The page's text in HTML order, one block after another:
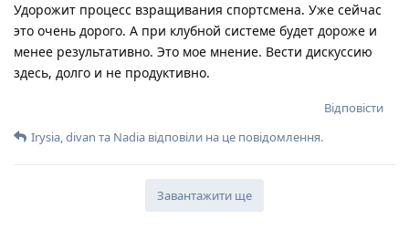
Удорожит процесс взращивания спортсмена. Уже сейчас
это очень дорого. А при клубной системе будет дороже и
менее результативно. Это мое мнение. Вести дискуссию
здесь, долго и не продуктивно.
Відповісти
Irysia,divan та Nadia відповіли на це повідомлення.
Завантажити ще